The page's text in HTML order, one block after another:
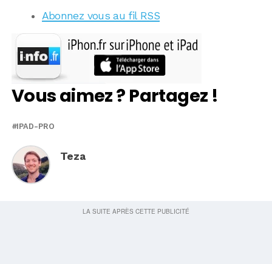
Abonnez vous au fil RSS
Vous aimez ? Partagez !
IPAD-PRO
Teza